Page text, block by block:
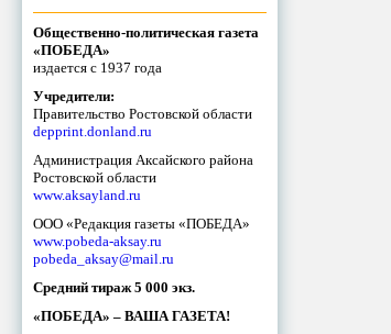
Общественно-политическая газета
«ПОБЕДА»
издается с 1937 года
Учредители:
Правительство Ростовской области
depprint.donland.ru
Администрация Аксайского района
Ростовской области
www.aksayland.ru
ООО «Редакция газеты «ПОБЕДА»
www.pobeda-aksay.ru
pobeda_aksay@mail.ru
Средний тираж 5 000 экз.
«ПОБЕДА» – ВАША ГАЗЕТА!